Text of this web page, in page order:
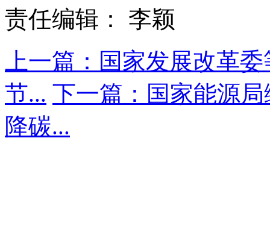
责任编辑： 李颖
上一篇：国家发展改革
节... 下一篇：国家能源
降碳...